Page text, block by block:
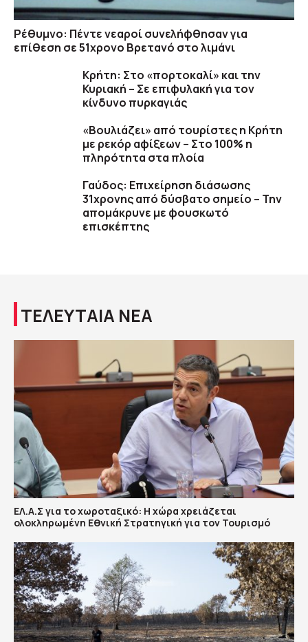
Ρέθυμνο: Πέντε νεαροί συνελήφθησαν για
επίθεση σε 51χρονο Βρετανό στο λιμάνι
Κρήτη: Στο «πορτοκαλί» και την
Κυριακή – Σε επιφυλακή για τον
κίνδυνο πυρκαγιάς
«Βουλιάζει» από τουρίστες η Κρήτη
με ρεκόρ αφίξεων – Στο 100% η
πληρότητα στα πλοία
Γαύδος: Επιχείρηση διάσωσης
31χρονης από δύσβατο σημείο – Την
απομάκρυνε με φουσκωτό
επισκέπτης
ΤΕΛΕΥΤΑΙΑ ΝΕΑ
ΕΛ.Α.Σ για το χωροταξικό: Η χώρα χρειάζεται
ολοκληρωμένη Εθνική Στρατηγική για τον Τουρισμό